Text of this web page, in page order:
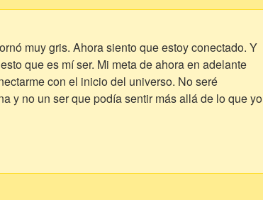
muy gris. Ahora siento que estoy conectado. Y
que es mí ser. Mi meta de ahora en adelante
con el inicio del universo. No seré
y no un ser que podía sentir más allá de lo que yo
que esa ayuda no llegue tendré que esperar y
original.